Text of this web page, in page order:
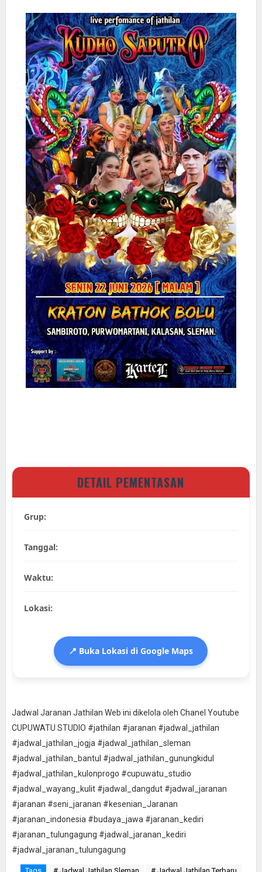
DETAIL PEMENTASAN
Grup:
Tanggal:
Waktu:
Lokasi:
📍 Buka Lokasi di Google Maps
Jadwal Jaranan Jathilan Web ini dikelola oleh Chanel Youtube
CUPUWATU STUDIO #jathilan #jaranan #jadwal_jathilan
#jadwal_jathilan_jogja #jadwal_jathilan_sleman
#jadwal_jathilan_bantul #jadwal_jathilan_gunungkidul
#jadwal_jathilan_kulonprogo #cupuwatu_studio
#jadwal_wayang_kulit #jadwal_dangdut #jadwal_jaranan
#jaranan #seni_jaranan #kesenian_Jaranan
#jaranan_indonesia #budaya_jawa #jaranan_kediri
#jaranan_tulungagung #jadwal_jaranan_kediri
#jadwal_jaranan_tulungagung